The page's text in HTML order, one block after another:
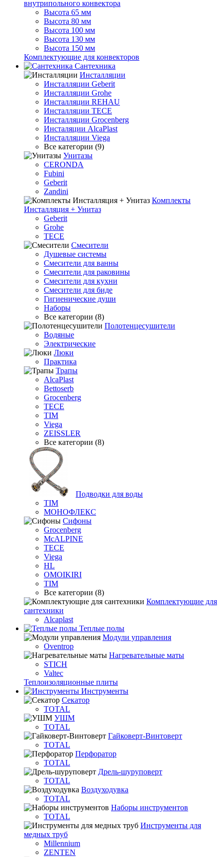
внутрипольного конвектора
Высота 65 мм
Высота 80 мм
Высота 100 мм
Высота 130 мм
Высота 150 мм
Комплектующие для конвекторов
Сантехника
Инсталляции
Инсталляции Geberit
Инсталляции Grohe
Инсталляции REHAU
Инсталляции TECE
Инсталляции Grocenberg
Инсталяции AlcaPlast
Инсталляции Viega
Все категории (9)
Унитазы
CERONDA
Fubini
Geberit
Zandini
Комплекты
Инсталляция + Унитаз
Geberit
Grohe
TECE
Смесители
Душевые системы
Смесители для ванны
Смесители для раковины
Смесители для кухни
Смесители для биде
Гигиенические души
Наборы
Все категории (8)
Полотенцесушители
Водяные
Электрические
Люки
Практика
Трапы
AlcaPlast
Bettoserb
Grocenberg
TECE
TIM
Viega
ZEISSLER
Все категории (8)
Подводки для воды
TIM
МОНОФЛЕКС
Сифоны
Grocenberg
McALPINE
TECE
Viega
HL
OMOIKIRI
TIM
Все категории (8)
Комплектующие для
сантехники
Alcaplast
Теплые полы
Модули управления
Oventrop
Нагревательные маты
STICH
Valtec
Теплоизоляционные плиты
Инструменты
Секатор
TOTAL
УШМ
TOTAL
Гайковерт-Винтоверт
TOTAL
Перфоратор
TOTAL
Дрель-шуруповерт
TOTAL
Воздуходувка
TOTAL
Наборы инструментов
TOTAL
Инструменты для
медных труб
Millennium
ZENTEN